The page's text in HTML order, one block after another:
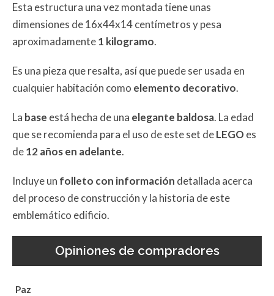
Esta estructura una vez montada tiene unas
dimensiones de 16x44x14 centímetros y pesa
aproximadamente1 kilogramo.
Es una pieza que resalta, así que puede ser usada en
cualquier habitación como elemento decorativo.
La base está hecha de una elegante baldosa. La edad
que se recomienda para el uso de este set deLEGOes
de12 años en adelante.
Incluye un folleto con información detallada acerca
del proceso de construcción y la historia de este
emblemático edificio.
Opiniones de compradores
Paz